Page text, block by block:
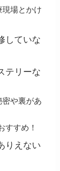
場とかけ
していな
テリーな
密や裏があ
すすめ！
りえない